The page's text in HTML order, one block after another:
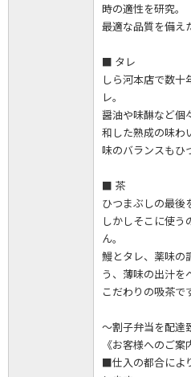
時の適性を研究。
最適な品質を備え
■ タレ
しら河本店で数十
レ。
醤油や味醂など個
和した熟成の味わ
味のバランスもひ
■ 茶
ひつまぶしの最後
しかしそこに使う
ん。
鰻とタレ、薬味の
う、薄味の出汁を
こだわりの吸茶で
～割子弁当を配達
《お客様へのご案
■仕入の都合によ